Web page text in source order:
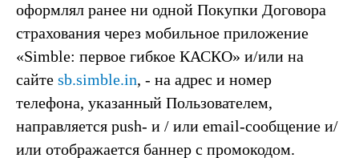
оформлял ранее ни одной Покупки Договора
страхования через мобильное приложение
«Simble: первое гибкое КАСКО» и/или на
сайте sb.simble.in, - на адрес и номер
телефона, указанный Пользователем,
направляется push- и / или email-сообщение и/
или отображается баннер c промокодом.